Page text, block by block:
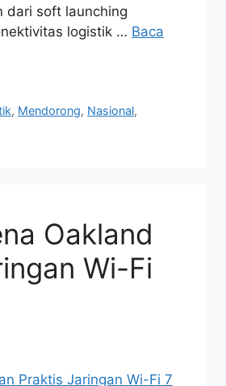
dari soft launching
logistik … Baca
, Mendorong, Nasional,
Oakland
Wi-Fi